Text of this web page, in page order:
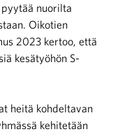
nuorilta
Oikotien
2023 kertoo, että
kesätyöhön S-
heitä kohdeltavan
kehitetään